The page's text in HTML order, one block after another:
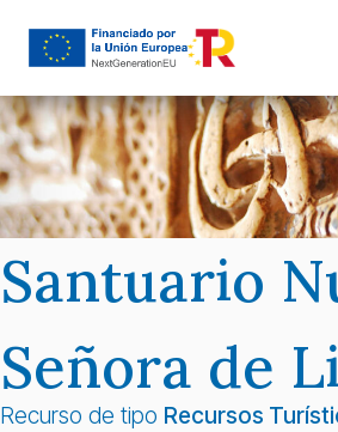
Santuario
Señora de
Recurso de tipo Recursos